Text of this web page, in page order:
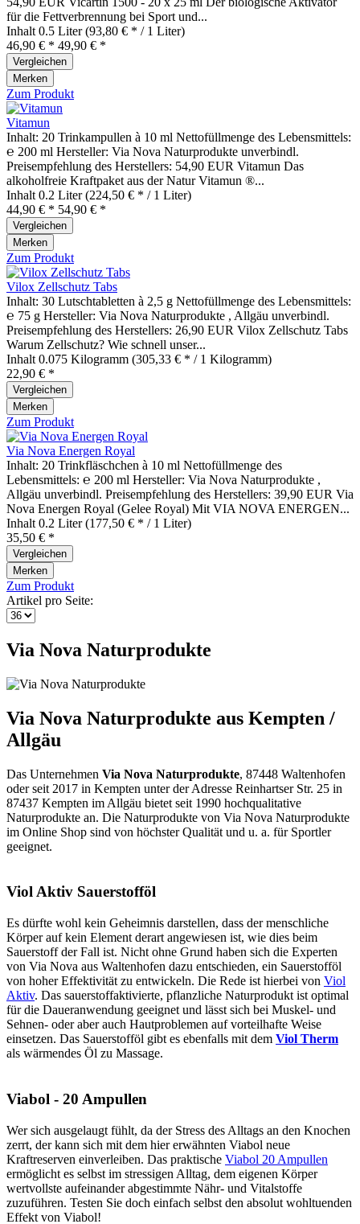
für die Fettverbrennung bei Sport und...
Inhalt 0.5 Liter(93,80 € * / 1 Liter)
46,90 € * 49,90 € *
Vergleichen
Merken
Zum Produkt
Vitamun
Inhalt: 20 Trinkampullen à 10 ml Nettofüllmenge des Lebensmittels:
℮ 200 ml Hersteller: Via Nova Naturprodukte unverbindl.
Preisempfehlung des Herstellers: 54,90 EUR Vitamun Das
alkoholfreie Kraftpaket aus der Natur Vitamun ®...
Inhalt 0.2 Liter(224,50 € * / 1 Liter)
44,90 € * 54,90 € *
Vergleichen
Merken
Zum Produkt
Vilox Zellschutz Tabs
Inhalt: 30 Lutschtabletten à 2,5 g Nettofüllmenge des Lebensmittels:
℮ 75 g Hersteller: Via Nova Naturprodukte , Allgäu unverbindl.
Preisempfehlung des Herstellers: 26,90 EUR Vilox Zellschutz Tabs
Warum Zellschutz? Wie schnell unser...
Inhalt 0.075 Kilogramm (305,33 € * / 1 Kilogramm)
22,90 € *
Vergleichen
Merken
Zum Produkt
Via Nova Energen Royal
Inhalt: 20 Trinkfläschchen à 10 ml Nettofüllmenge des
Lebensmittels: ℮ 200 ml Hersteller: Via Nova Naturprodukte ,
Allgäu unverbindl. Preisempfehlung des Herstellers: 39,90 EUR Via
Nova Energen Royal (Gelee Royal) Mit VIA NOVA ENERGEN...
Inhalt 0.2 Liter(177,50 € * / 1 Liter)
35,50 € *
Vergleichen
Merken
Zum Produkt
Artikel pro Seite:
Via Nova Naturprodukte
Via Nova Naturprodukte aus Kempten /
Allgäu
Das Unternehmen Via Nova Naturprodukte, 87448 Waltenhofen
oder seit 2017 in Kempten unter der Adresse Reinhartser Str. 25 in
87437 Kempten im Allgäu bietet seit 1990 hochqualitative
Naturprodukte an. Die Naturprodukte von Via Nova Naturprodukte
im Online Shop sind von höchster Qualität und u. a. für Sportler
geeignet.
Viol Aktiv Sauerstofföl
Es dürfte wohl kein Geheimnis darstellen, dass der menschliche
Körper auf kein Element derart angewiesen ist, wie dies beim
Sauerstoff der Fall ist. Nicht ohne Grund haben sich die Experten
von Via Nova aus Waltenhofen dazu entschieden, ein Sauerstofföl
von hoher Effektivität zu entwickeln. Die Rede ist hierbei von Viol
Aktiv. Das sauerstoffaktivierte, pflanzliche Naturprodukt ist optimal
für die Daueranwendung geeignet und lässt sich bei Muskel- und
Sehnen- oder aber auch Hautproblemen auf vorteilhafte Weise
einsetzen. Das Sauerstofföl gibt es ebenfalls mit dem Viol Therm
als wärmendes Öl zu Massage.
Viabol - 20 Ampullen
Wer sich ausgelaugt fühlt, da der Stress des Alltags an den Knochen
zerrt, der kann sich mit dem hier erwähnten Viabol neue
Kraftreserven einverleiben. Das praktische Viabol 20 Ampullen
ermöglicht es selbst im stressigen Alltag, dem eigenen Körper
wertvollste aufeinander abgestimmte Nähr- und Vitalstoffe
zuzuführen. Testen Sie doch einfach selbst den absolut wohltuenden
Effekt von Viabol!